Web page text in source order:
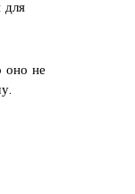
для
оно не